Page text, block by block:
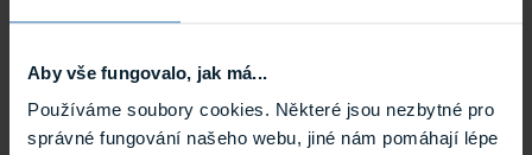
Aby vše fungovalo, jak má...
Používáme soubory cookies. Některé jsou nezbytné pro
správné fungování našeho webu, jiné nám pomáhají lépe